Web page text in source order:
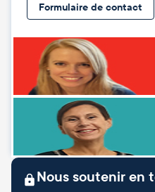
Formulaire de contact
Nous soutenir en